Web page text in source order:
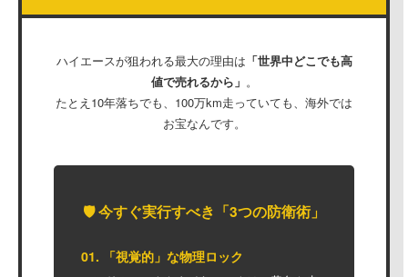
ハイエースが狙われる最大の理由は 「世界中どこでも高
値で売れるから」 。
たとえ10年落ちでも、100万km走っていても、海外では
お宝なんです。
🛡️ 今すぐ実行すべき「3つの防衛術」
01. 「視覚的」な物理ロック